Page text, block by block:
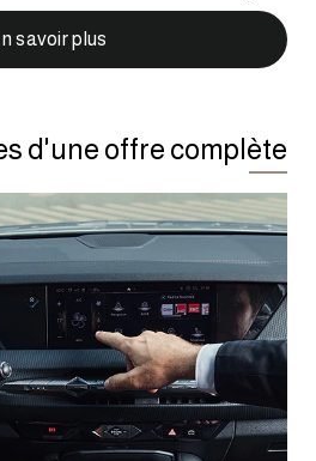
Paris Cedex 09.
savoir plus
d'une offre complète